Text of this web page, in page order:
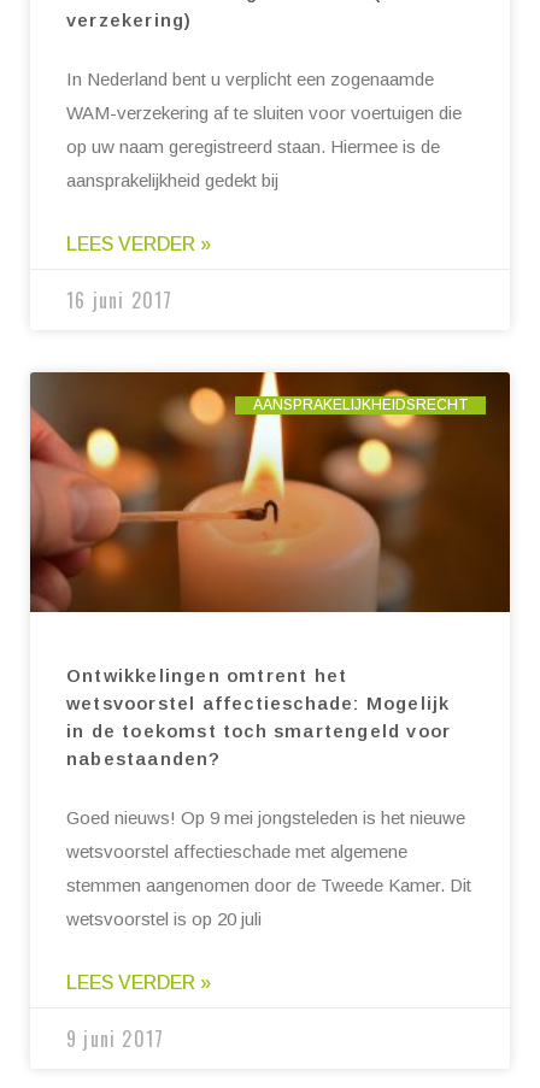
verzekering)
In Nederland bent u verplicht een zogenaamde
WAM-verzekering af te sluiten voor voertuigen die
op uw naam geregistreerd staan. Hiermee is de
aansprakelijkheid gedekt bij
LEES VERDER »
16 juni 2017
AANSPRAKELIJKHEIDSRECHT
Ontwikkelingen omtrent het
wetsvoorstel affectieschade: Mogelijk
in de toekomst toch smartengeld voor
nabestaanden?
Goed nieuws! Op 9 mei jongsteleden is het nieuwe
wetsvoorstel affectieschade met algemene
stemmen aangenomen door de Tweede Kamer. Dit
wetsvoorstel is op 20 juli
LEES VERDER »
9 juni 2017